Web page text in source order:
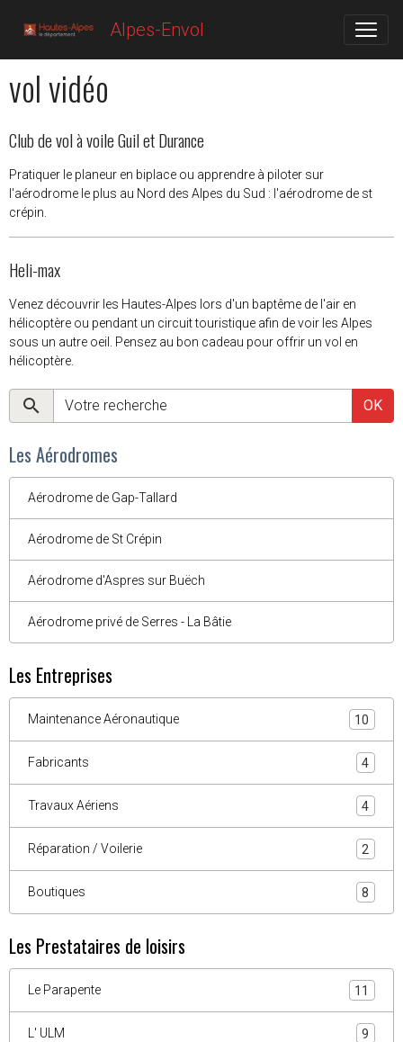
Alpes-Envol
vol vidéo
Club de vol à voile Guil et Durance
Pratiquer le planeur en biplace ou apprendre à piloter sur
l'aérodrome le plus au Nord des Alpes du Sud : l'aérodrome de st
crépin.
Heli-max
Venez découvrir les Hautes-Alpes lors d'un baptême de l'air en
hélicoptère ou pendant un circuit touristique afin de voir les Alpes
sous un autre oeil. Pensez au bon cadeau pour offrir un vol en
hélicoptère.
OK
Les Aérodromes
Aérodrome de Gap-Tallard
Aérodrome de St Crépin
Aérodrome d'Aspres sur Buëch
Aérodrome privé de Serres - La Bâtie
Les Entreprises
Maintenance Aéronautique 10
Fabricants 4
Travaux Aériens 4
Réparation / Voilerie 2
Boutiques 8
Les Prestataires de loisirs
Le Parapente 11
L' ULM 9